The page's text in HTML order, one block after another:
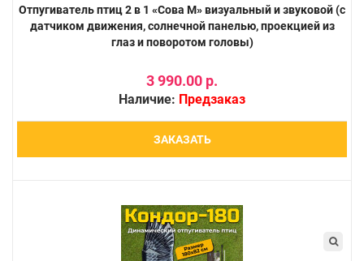
Отпугиватель птиц 2 в 1 «Сова М» визуальный и звуковой (с
датчиком движения, солнечной панелью, проекцией из
глаз и поворотом головы)
3 990.00 р.
Наличие: Предзаказ
ЗАКАЗАТЬ